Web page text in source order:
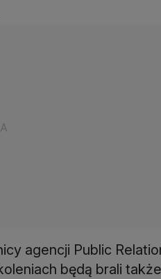
agencji Public
będą brali także